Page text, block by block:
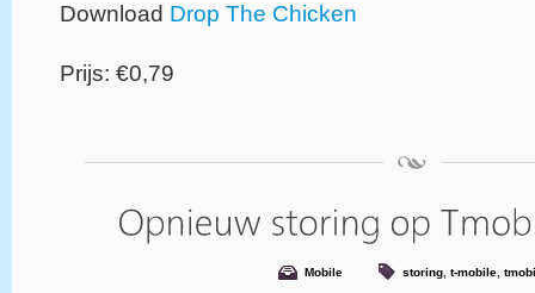
Download Drop The Chicken
Prijs: €0,79
Mobile storing t-mobile